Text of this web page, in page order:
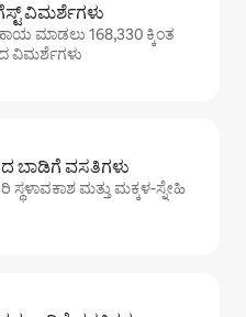
ವಿಮರ್ಶೆಗಳು
ಮಾಡಲು 168,330 ಕ್ಕಿಂತ
ವಿಮರ್ಶೆಗಳು
ಬಾಡಿಗೆ ವಸತಿಗಳು
ಸ್ಥಳಾವಕಾಶ ಮತ್ತು ಮಕ್ಕಳ-ಸ್ನೇಹಿ